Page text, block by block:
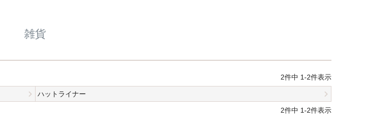
キャスケット
異素材タイプ
ハットクリップ
雑貨
2件中 1-2件表示
ハットライナー
2件中 1-2件表示